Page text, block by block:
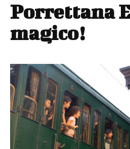
Porrettana
magico!